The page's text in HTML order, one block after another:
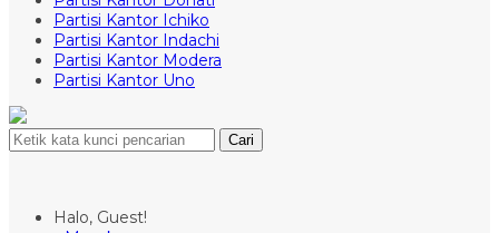
Partisi Kantor Ichiko
Partisi Kantor Indachi
Partisi Kantor Modera
Partisi Kantor Uno
Cari
Halo, Guest!